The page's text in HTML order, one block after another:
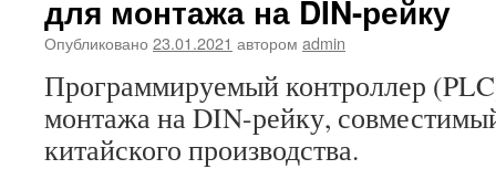
для монтажа на DIN-рейку
Опубликовано 23.01.2021 автором admin
Программируемый контроллер
монтажа на DIN-рейку,
китайского производства.